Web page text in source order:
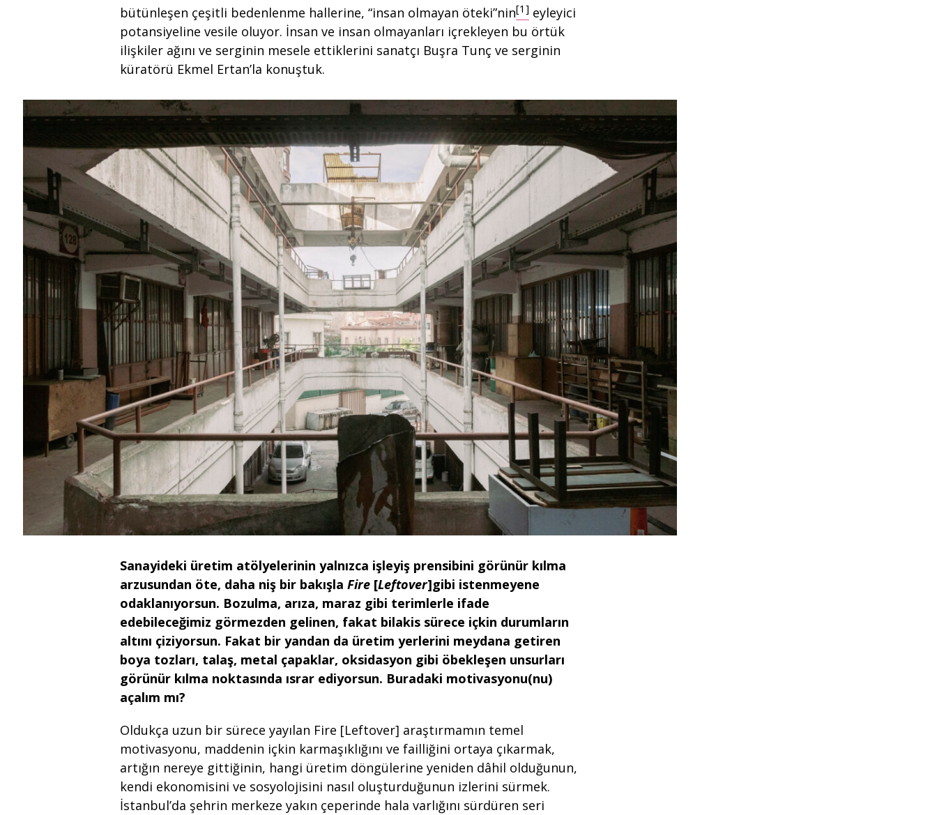
bütünleşen çeşitli bedenlenme hallerine, “insan olmayan öteki”nin[1] eyleyici
potansiyeline vesile oluyor. İnsan ve insan olmayanları içrekleyen bu örtük
ilişkiler ağını ve serginin mesele ettiklerini sanatçı Buşra Tunç ve serginin
küratörü Ekmel Ertan’la konuştuk.
Sanayideki üretim atölyelerinin yalnızca işleyiş prensibini görünür kılma
arzusundan öte, daha niş bir bakışla Fire [Leftover]gibi istenmeyene
odaklanıyorsun. Bozulma, arıza, maraz gibi terimlerle ifade
edebileceğimiz görmezden gelinen, fakat bilakis sürece içkin durumların
altını çiziyorsun. Fakat bir yandan da üretim yerlerini meydana getiren
boya tozları, talaş, metal çapaklar, oksidasyon gibi öbekleşen unsurları
görünür kılma noktasında ısrar ediyorsun. Buradaki motivasyonu(nu)
açalım mı?
Oldukça uzun bir sürece yayılan Fire [Leftover] araştırmamın temel
motivasyonu, maddenin içkin karmaşıklığını ve failliğini ortaya çıkarmak,
artığın nereye gittiğinin, hangi üretim döngülerine yeniden dâhil olduğunun,
kendi ekonomisini ve sosyolojisini nasıl oluşturduğunun izlerini sürmek.
İstanbul’da şehrin merkeze yakın çeperinde hala varlığını sürdüren seri